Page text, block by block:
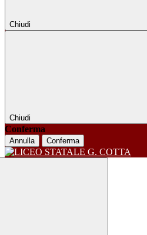
Chiudi
Chiudi
Conferma
Annulla Conferma